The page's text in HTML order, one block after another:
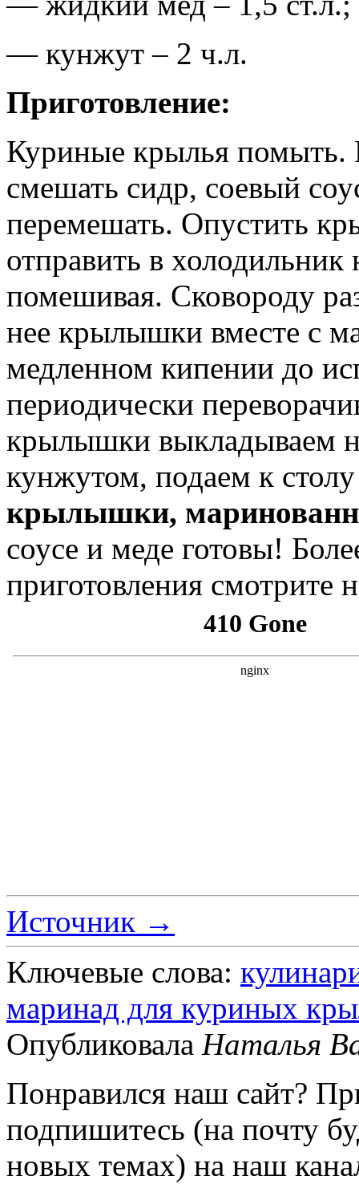
— кунжут – 2 ч.л.
Приготовление:
Куриные крылья помыть.
смешать сидр, соевый
перемешать. Опустить
отправить в
помешивая. Сковороду
нее крылышки вместе с
медленном кипении до
периодически
крылышки выкладываем
кунжутом, подаем к
крылышки,
соусе и меде готовы!
приготовления смотрите
Источник →
Ключевые слова:
маринад для куриных
Опубликовала Наталья
Понравился наш сайт?
подпишитесь (на почту
новых темах) на наш